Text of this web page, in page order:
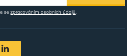
sezpracováním osobních údajů.